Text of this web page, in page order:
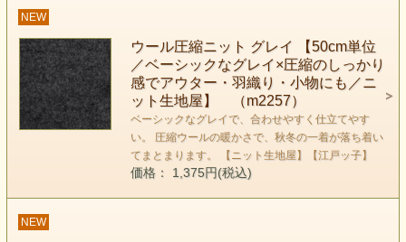
NEW
ウール圧縮ニット グレイ 【50cm単位
／ベーシックなグレイ×圧縮のしっかり
感でアウター・羽織り・小物にも／ニ
ット生地屋】 （m2257）
ベーシックなグレイで、合わせやすく仕立てやす
い。 圧縮ウールの暖かさで、秋冬の一着が落ち着い
てまとまります。 【ニット生地屋】【江戸ッ子】
価格： 1,375円(税込)
NEW